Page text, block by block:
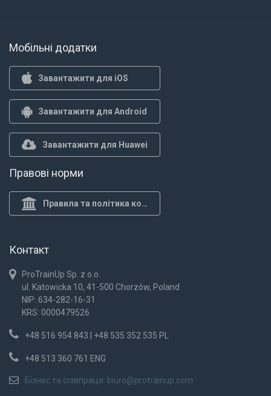
Мобільні додатки
Завантажити для iOS
Завантажити для Android
Завантажити для Huawei
Правові норми
Правила та політика конф.
Контакт
ProTrainUp Sp. z o.o.
ul. Katowicka 10, 41-500 Chorzów, Poland
NIP: 634-282-16-31
KRS: 0000479526
+48 516 954 843 | +48 535 352 535 PL
+48 513 360 761 ENG
Бізнес та співпраця: biuro@protrainup.com